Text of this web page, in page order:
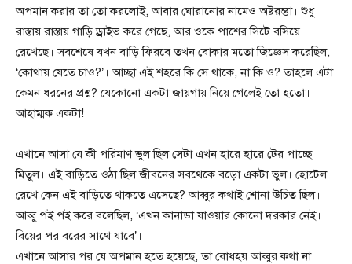
অপমান করার তা তো করলোই, আবার ঘোরানোর নামেও অষ্টরম্ভা। শুধু
রাস্তায় রাস্তায় গাড়ি ড্রাইভ করে গেছে, আর ওকে পাশের সিটে বসিয়ে
রেখেছে। সবশেষে যখন বাড়ি ফিরবে তখন বোকার মতো জিজ্ঞেস করেছিল,
‘কোথায় যেতে চাও?’। আচ্ছা এই শহরে কি সে থাকে, না কি ও? তাহলে এটা
কেমন ধরনের প্রশ্ন? যেকোনো একটা জায়গায় নিয়ে গেলেই তো হতো।
আহাম্মক একটা!
এখানে আসা যে কী পরিমাণ ভুল ছিল সেটা এখন হারে হারে টের পাচ্ছে
মিতুল। এই বাড়িতে ওঠা ছিল জীবনের সবথেকে বড়ো একটা ভুল। হোটেল
রেখে কেন এই বাড়িতে থাকতে এসেছে? আব্বুর কথাই শোনা উচিত ছিল।
আব্বু পই পই করে বলেছিল, ‘এখন কানাডা যাওয়ার কোনো দরকার নেই।
বিয়ের পর বরের সাথে যাবে’।
এখানে আসার পর যে অপমান হতে হয়েছে, তা বোধহয় আব্বুর কথা না